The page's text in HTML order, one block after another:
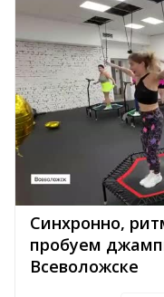
Синхронно,
пробуем
Всеволожске